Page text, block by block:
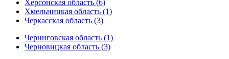
Херсонская область (6)
Хмельницкая область (1)
Черкасская область (3)
Черниговская область (1)
Черновицкая область (3)